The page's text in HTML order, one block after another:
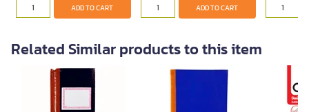
ADD TO CART ADD TO CART
Related Similar products to this item